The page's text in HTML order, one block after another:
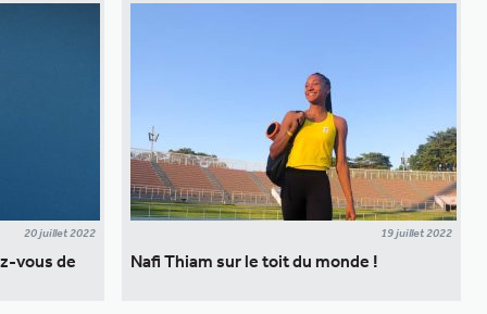
20 juillet 2022
vous de
19 juillet 2022
Nafi Thiam sur le toit du monde !